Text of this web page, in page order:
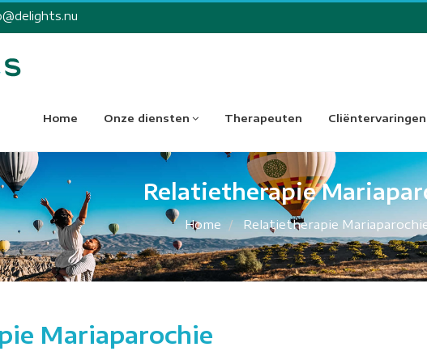
Home Onze diensten Therapeuten Cliëntervaringen
Relatietherapie
Home Relatietherapie
Mariaparochie